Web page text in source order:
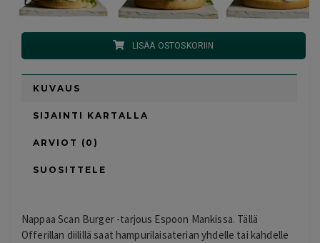
LISÄÄ OSTOSKORIIN
KUVAUS
SIJAINTI KARTALLA
ARVIOT (0)
SUOSITTELE
Nappaa Scan Burger -tarjous Espoon Mankissa. Tällä
Offerillan diilillä saat hampurilaisaterian yhdelle tai kahdelle